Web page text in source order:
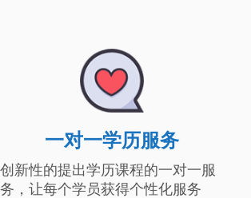
一对一学历服务
创新性的提出学历课程的一对一服
务，让每个学员获得个性化服务